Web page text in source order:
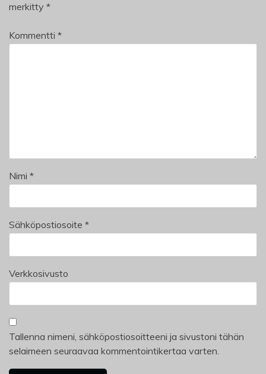
merkitty *
Kommentti *
Nimi *
Sähköpostiosoite *
Verkkosivusto
Tallenna nimeni, sähköpostiosoitteeni ja sivustoni tähän
selaimeen seuraavaa kommentointikertaa varten.